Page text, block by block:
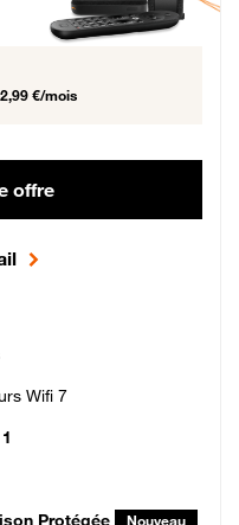
€/mois
offre
Wifi 7
Protégée Nouveau